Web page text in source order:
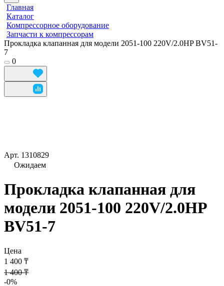
Главная
Каталог
Компрессорное оборудование
Запчасти к компрессорам
Прокладка клапанная для модели 2051-100 220V/2.0HP BV51-
7
0
Арт. 1310829
Ожидаем
Прокладка клапанная для
модели 2051-100 220V/2.0HP
BV51-7
Цена
1 400 ₸
1 400 ₸
-0%